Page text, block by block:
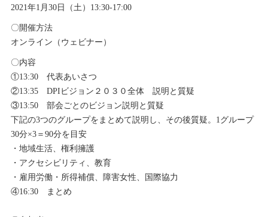
2021年1月30日（土）13:30-17:00
〇開催方法
オンライン（ウェビナー）
〇内容
①13:30 代表あいさつ
②13:35 DPIビジョン２０３０全体 説明と質疑
③13:50 部会ごとのビジョン説明と質疑
下記の3つのグループをまとめて説明し、その後質疑。1グループ
30分×3＝90分を目安
・地域生活、権利擁護
・アクセシビリティ、教育
・雇用労働・所得補償、障害女性、国際協力
④16:30 まとめ